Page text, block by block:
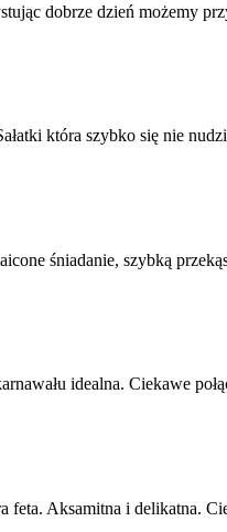
dobrze dzień możemy
która szybko się nie
śniadanie, szybką
idealna. Ciekawe
feta. Aksamitna i delikatna.